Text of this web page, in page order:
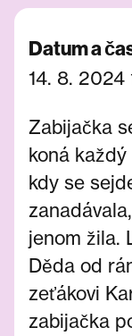
Datum a
14. 8. 2024
Zabijačka
koná
kdy se
jenom žila.
Děda od
zeťákovi
zabijačka